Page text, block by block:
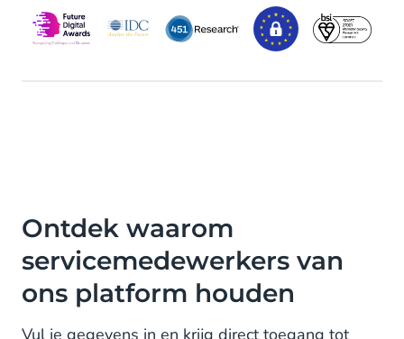
Ontdek waarom
servicemedewerkers van
ons platform houden
Vul je gegevens in en krijg direct toegang tot